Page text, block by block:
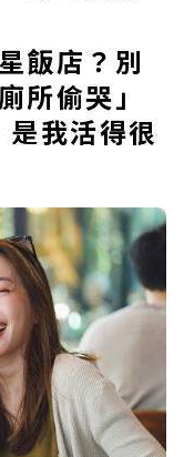
飯店？別
所偷哭」
我活得很